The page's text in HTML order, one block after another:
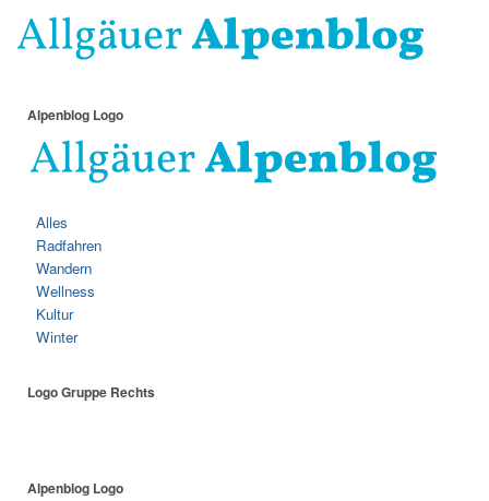
Alpenblog Logo
Alles
Radfahren
Wandern
Wellness
Kultur
Winter
Logo Gruppe Rechts
Alpenblog Logo